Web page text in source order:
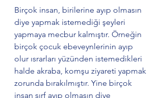
Birçok insan, birilerine ayıp olmasın
diye yapmak istemediği şeyleri
yapmaya mecbur kalmıştır. Örneğin
birçok çocuk ebeveynlerinin ayıp
olur ısrarları yüzünden istemedikleri
halde akraba, komşu ziyareti yapmak
zorunda bırakılmıştır. Yine birçok
insan sırf ayıp olmasın diye